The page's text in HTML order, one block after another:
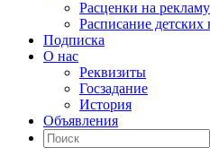
Расценки на
Расписание детских
Подписка
О нас
Реквизиты
Госзадание
История
Объявления
Поиск
Искать: